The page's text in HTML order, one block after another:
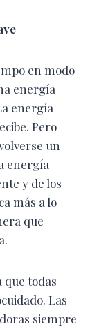
en modo
energía
energía
Pero
un
energía
y de los
más a lo
que
que todas
Las
siempre